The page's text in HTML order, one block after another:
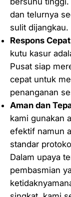
a
b
a
y
a
P
u
s
a
t
M
e
t
o
d
dan telurnya
sulit dijangkau.
Respons
kutu kasur
Pusat siap
cepat untuk
penanganan
Aman dan
kami gunakan
efektif namun
standar
Dalam upaya
pembasmian